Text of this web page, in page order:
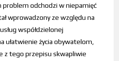
problem odchodzi w niepamięć
wprowadzony ze względu na
współdzielonej
ułatwienie życia obywatelom,
z tego przepisu skwapliwie